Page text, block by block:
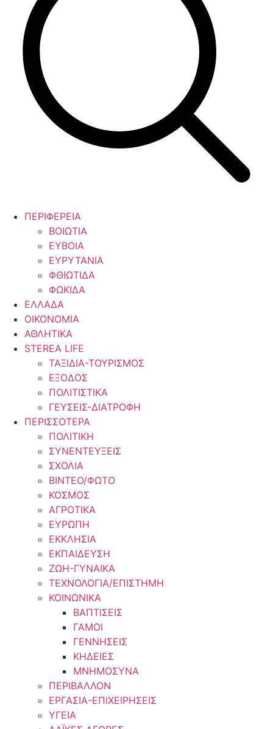
ΠΕΡΙΦΕΡΕΙΑ
ΒΟΙΩΤΙΑ
ΕΥΒΟΙΑ
ΕΥΡΥΤΑΝΙΑ
ΦΘΙΩΤΙΔΑ
ΦΩΚΙΔΑ
ΕΛΛΑΔΑ
ΟΙΚΟΝΟΜΙΑ
ΑΘΛΗΤΙΚΑ
STEREA LIFE
ΤΑΞΙΔΙΑ-ΤΟΥΡΙΣΜΟΣ
ΕΞΟΔΟΣ
ΠΟΛΙΤΙΣΤΙΚΑ
ΓΕΥΣΕΙΣ-ΔΙΑΤΡΟΦΗ
ΠΕΡΙΣΣΟΤΕΡΑ
ΠΟΛΙΤΙΚΗ
ΣΥΝΕΝΤΕΥΞΕΙΣ
ΣΧΟΛΙΑ
ΒΙΝΤΕΟ/ΦΩΤΟ
ΚΟΣΜΟΣ
ΑΓΡΟΤΙΚΑ
ΕΥΡΩΠΗ
ΕΚΚΛΗΣΙΑ
ΕΚΠΑΙΔΕΥΣΗ
ΖΩΗ-ΓΥΝΑΙΚΑ
ΤΕΧΝΟΛΟΓΙΑ/ΕΠΙΣΤΗΜΗ
ΚΟΙΝΩΝΙΚΑ
ΒΑΠΤΙΣΕΙΣ
ΓΑΜΟΙ
ΓΕΝΝΗΣΕΙΣ
ΚΗΔΕΙΕΣ
ΜΝΗΜΟΣΥΝΑ
ΠΕΡΙΒΑΛΛΟΝ
ΕΡΓΑΣΙΑ-ΕΠΙΧΕΙΡΗΣΕΙΣ
ΥΓΕΙΑ